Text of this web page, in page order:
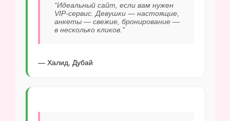
“Идеальный сайт, если вам нужен
VIP-сервис. Девушки — настоящие,
анкеты — свежие, бронирование —
в несколько кликов.”
— Халид, Дубай